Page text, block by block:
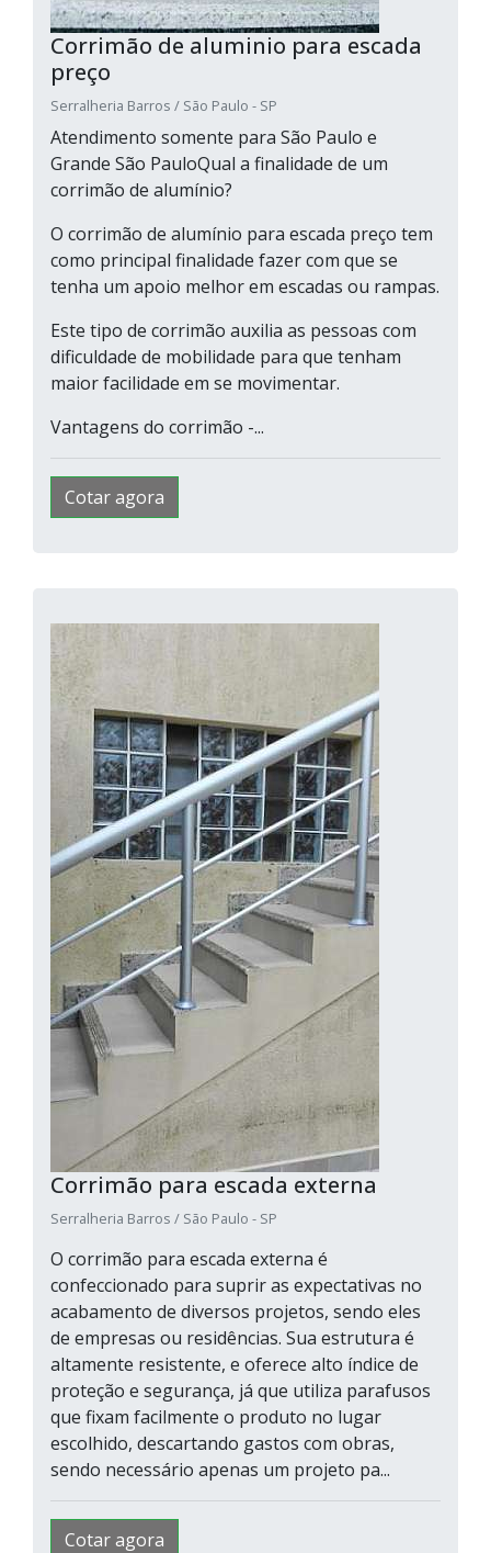
Corrimão de aluminio para escada
preço
Serralheria Barros / São Paulo - SP
Atendimento somente para São Paulo e
Grande São PauloQual a finalidade de um
corrimão de alumínio?
O corrimão de alumínio para escada preço tem
como principal finalidade fazer com que se
tenha um apoio melhor em escadas ou rampas.
Este tipo de corrimão auxilia as pessoas com
dificuldade de mobilidade para que tenham
maior facilidade em se movimentar.
Vantagens do corrimão -...
Cotar agora
Corrimão para escada externa
Serralheria Barros / São Paulo - SP
O corrimão para escada externa é
confeccionado para suprir as expectativas no
acabamento de diversos projetos, sendo eles
de empresas ou residências. Sua estrutura é
altamente resistente, e oferece alto índice de
proteção e segurança, já que utiliza parafusos
que fixam facilmente o produto no lugar
escolhido, descartando gastos com obras,
sendo necessário apenas um projeto pa...
Cotar agora